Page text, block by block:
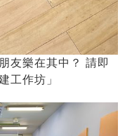
友樂在其中？ 請即
工作坊」